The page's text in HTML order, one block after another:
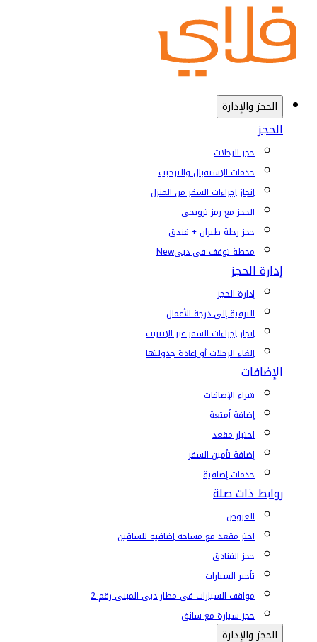
الحجز والإدارة
الحجز
حجز الرحلات
خدمات الإستقبال والترحيب
إنجاز إجراءات السفر من المنزل
الحجز مع رمز ترويجي
حجز رحلة طيران + فندق
محطة توقف في دبيNew
إدارة الحجز
إدارة الحجز
الترقية إلى درجة الأعمال
إنجاز إجراءات السفر عبر الإنترنت
إلغاء الرحلات أو إعادة جدولتها
الإضافات
شراء الإضافات
إضافة أمتعة
اختيار مقعد
إضافة تأمين السفر
خدمات إضافية
روابط ذات صلة
العروض
اختر مقعد مع مساحة إضافية للساقين
حجز الفنادق
تأجير السيارات
مواقف السيارات في مطار دبي المبنى رقم 2
حجز سيارة مع سائق
الحجز والإدارة